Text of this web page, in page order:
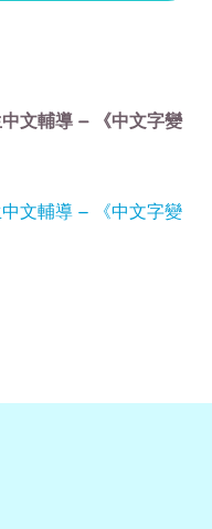
文輔導 – 《中文字變
文輔導 – 《中文字變